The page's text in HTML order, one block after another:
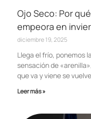
Ojo Seco: Por
empeora en
diciembre 19, 2025
Llega el frío, ponemos
sensación de
que va y viene se vuelve
Leer más »